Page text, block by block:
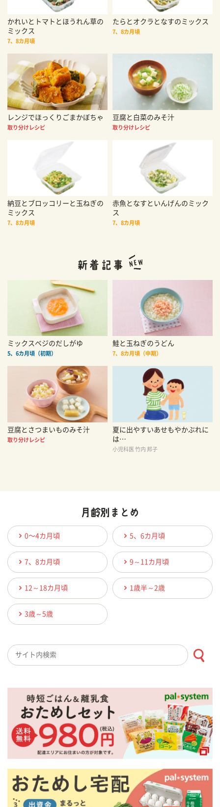
かれいとトマトとほうれん草の
ミックス
7、8カ月頃
たらとオクラとなすのミックス
7、8カ月頃
レンジでほっくりごまかぼちゃ
取り分けレシピ
豆腐と白菜のみそ汁
取り分けレシピ
納豆とブロッコリーと玉ねぎの
ミックス
7、8カ月頃
赤魚となすといんげんのミック
ス
7、8カ月頃
ミックスベジのだしがゆ
5、6カ月頃（初期）
鮭と玉ねぎのうどん
7、8カ月頃（中期）
豆腐とさつまいものみそ汁
取り分けレシピ
夏に出やすいあせもやかぶれに
は…
小児科医 竹内 邦子
0〜4カ月頃 5、6カ月頃
7、8カ月頃 9～11カ月頃
12～18カ月頃 1歳半～2歳
3歳～5歳
検索キーワード入力